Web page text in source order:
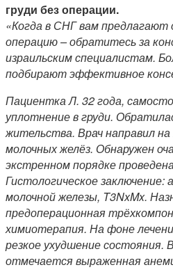
груди без операции.
«Когда в СНГ вам предлагают
операцию – обратитесь за
израильским специалистам.
подбирают эффективное
Пациентка Л. 32 года,
уплотнение в груди.
жительства. Врач направил
молочных желёз. Обнаружен
экстренном порядке
Гистологическое заключение:
молочной железы, T3NxMx.
предоперационная
химиотерапия. На фоне
резкое ухудшение состояния.
отмечается выраженная